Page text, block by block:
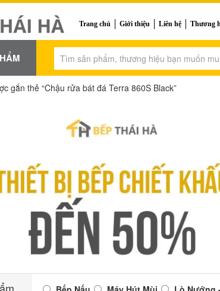
Trang chủ Giới thiệu Liên hệ Thương
gắn thẻ “Chậu rửa bát đá Terra 860S Black”